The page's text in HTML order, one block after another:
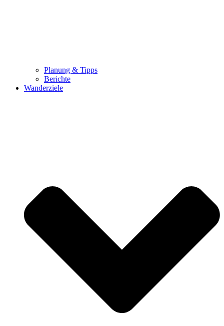
Planung & Tipps
Berichte
Wanderziele